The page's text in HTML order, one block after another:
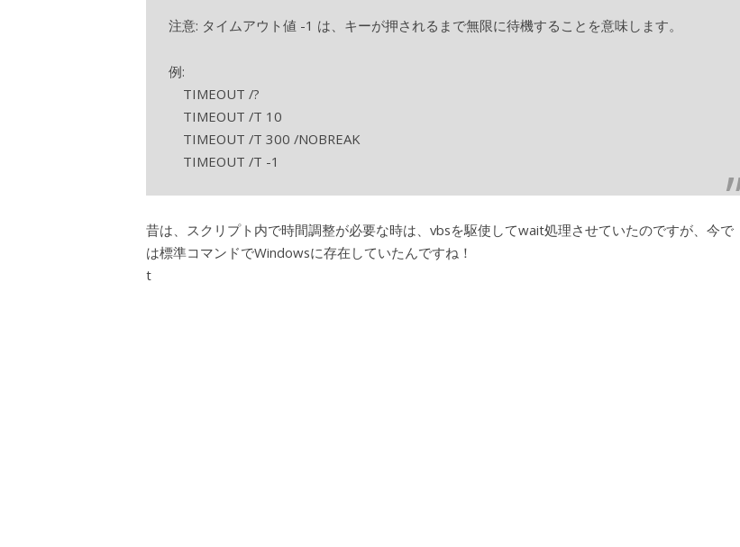
注意: タイムアウト値 -1 は、キーが押されるまで無限に待機することを意味します。
例:
TIMEOUT /?
TIMEOUT /T 10
TIMEOUT /T 300 /NOBREAK
TIMEOUT /T -1
昔は、スクリプト内で時間調整が必要な時は、vbsを駆使してwait処理させていたのですが、今で
は標準コマンドでWindowsに存在していたんですね！
t